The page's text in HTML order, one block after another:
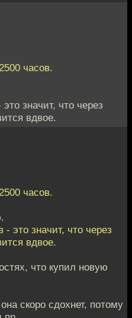
часов.
значит, что через
вдвое.
часов.
это значит, что через
вдвое.
что купил новую
скоро сдохнет, потому